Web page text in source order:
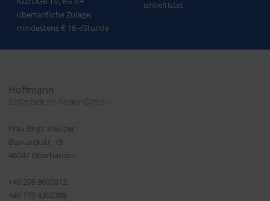
übertarifliche Zulage;
mindestens € 16,-/Stunde
unbefristet
Hoffmann
Zeitarbeit im Revier GmbH
Frau Birgit Kreuzer
Bismarckstr. 19
46047 Oberhausen
+49 208 9600612
+49 175 8302388